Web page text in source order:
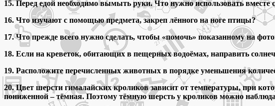
15. Перед едой необходимо вымыть руки. Что нужно использовать вместе
16. Что изучают с помощью предмета, закреп лённого на ноге птицы?
17. Что прежде всего нужно сделать, чтобы «помочь» показанному на
18. Если на креветок, обитающих в пещерных водоёмах, направить
19. Расположите перечисленных животных в порядке уменьшения
20. Цвет шерсти гималайских кроликов зависит от температуры, при
пониженной – тёмная. Поэтому тёмную шерсть у кроликов можно